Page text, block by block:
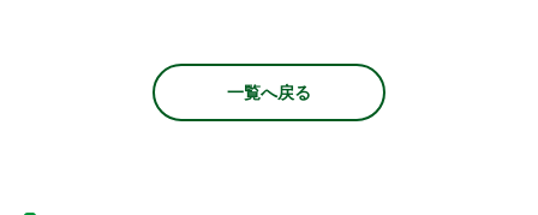
一覧へ戻る